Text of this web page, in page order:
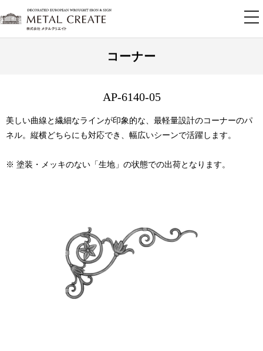
コーナー
AP-6140-05
美しい曲線と繊細なラインが印象的な、最軽量設計のコーナーのパ
ネル。縦横どちらにも対応でき、幅広いシーンで活躍します。
※ 塗装・メッキのない「生地」の状態での出荷となります。